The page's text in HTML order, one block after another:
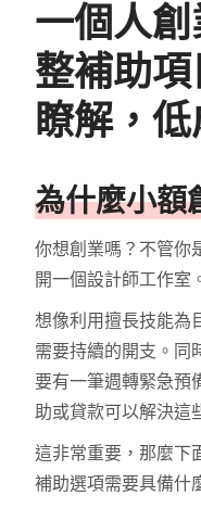
一個人
整補助
瞭解，
為什麼小額
你想創業嗎？不管你
開一個設計師工作室
想像利用擅長技能為
需要持續的開支。同
要有一筆週轉緊急預
助或貸款可以解決這
這非常重要，那麼下
補助選項需要具備什